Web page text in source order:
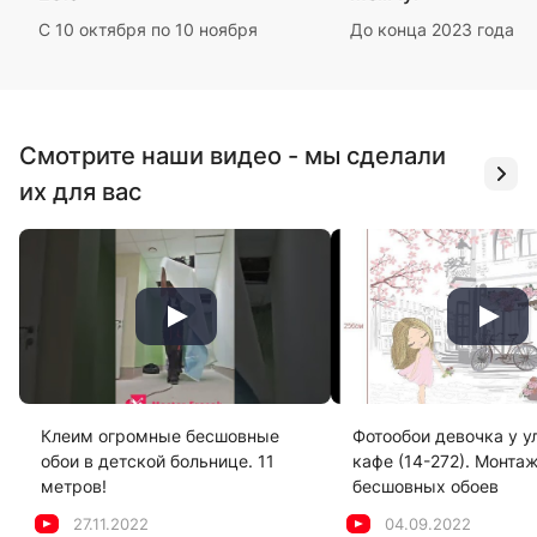
С 10 октября по 10 ноября До конца 2023 года
Смотрите наши видео - мы сделали
их для вас
Клеим огромные бесшовные
обои в детской больнице. 11
метров!
27.11.2022
Фотообои девочка у
кафе (14-272).
бесшовных обоев
04.09.2022